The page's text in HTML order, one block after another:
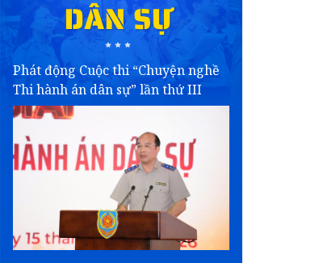
Phát động Cuộc thi “Chuyện nghề
Thi hành án dân sự” lần thứ III